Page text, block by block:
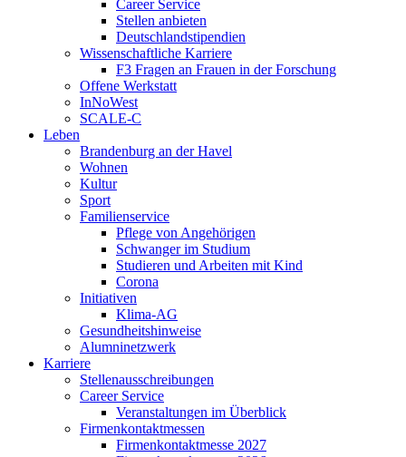
Career Service
Stellen anbieten
Deutschlandstipendien
Wissenschaftliche Karriere
F3 Fragen an Frauen in der Forschung
Offene Werkstatt
InNoWest
SCALE-C
Leben
Brandenburg an der Havel
Wohnen
Kultur
Sport
Familienservice
Pflege von Angehörigen
Schwanger im Studium
Studieren und Arbeiten mit Kind
Corona
Initiativen
Klima-AG
Gesundheitshinweise
Alumninetzwerk
Karriere
Stellenausschreibungen
Career Service
Veranstaltungen im Überblick
Firmenkontaktmessen
Firmenkontaktmesse 2027